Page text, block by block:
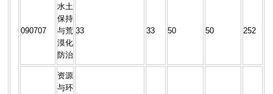
090707
水土
保持
与荒
漠化
防治
33 33 50 50 252
资源
与环